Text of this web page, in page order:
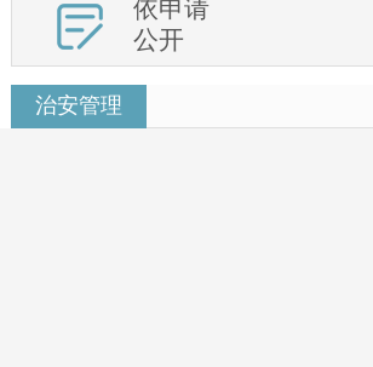
依申请
公开
治安管理